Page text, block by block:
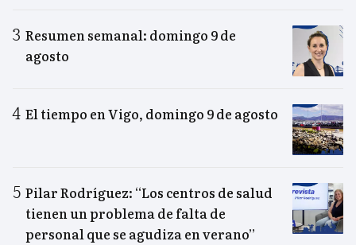
Resumen semanal: domingo 9 de
agosto
El tiempo en Vigo, domingo 9 de agosto
Pilar Rodríguez: “Los centros de salud
tienen un problema de falta de
personal que se agudiza en verano”